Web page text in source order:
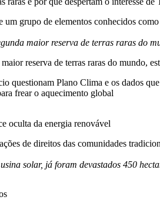
um grupo de elementos conhecidos
maior reserva de terras raras do
reserva de terras raras do mundo,
questionam Plano Clima e os dados
frear o aquecimento global
oculta da energia renovável
de direitos das comunidades
solar, já foram devastados 450